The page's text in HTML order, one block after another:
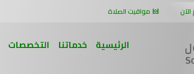
مواقيت الصلاة
الرئيسية خدماتنا التخصصات